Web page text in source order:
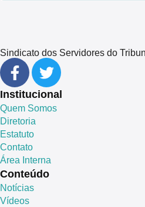
Sindicato dos Servidores do
Institucional
Quem Somos
Diretoria
Estatuto
Contato
Área Interna
Conteúdo
Notícias
Vídeos